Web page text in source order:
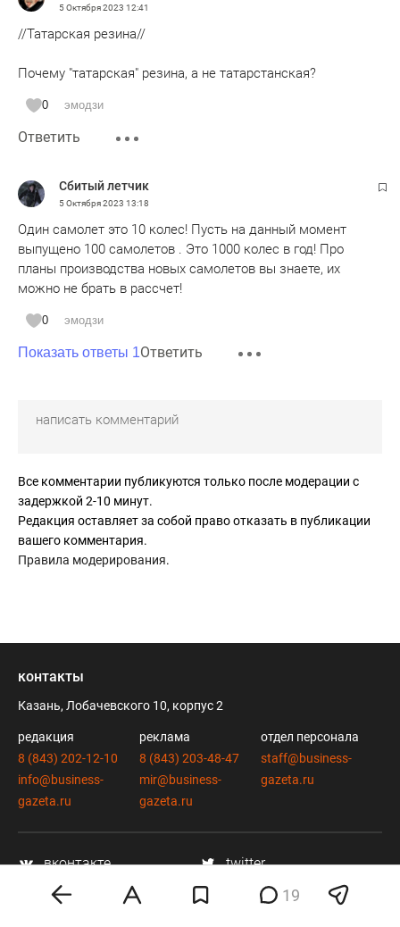
5 Октября 2023 12:41
//Татарская резина//
Почему "татарская" резина, а не татарстанская?
0 эмодзи
Ответить
Сбитый летчик
5 Октября 2023 13:18
Один самолет это 10 колес! Пусть на данный момент
выпущено 100 самолетов . Это 1000 колес в год! Про
планы производства новых самолетов вы знаете, их
можно не брать в рассчет!
0 эмодзи
Показать ответы 1Ответить
Все комментарии публикуются только после модерации с
задержкой 2-10 минут.
Редакция оставляет за собой право отказать в публикации
вашего комментария.
Правила модерирования.
19
контакты
Казань, Лобачевского 10, корпус 2
редакция
8 (843) 202-12-10
info@business-
gazeta.ru
реклама
8 (843) 203-48-47
mir@business-
gazeta.ru
отдел персонала
staff@business-
gazeta.ru
вконтакте
twitter
telegram